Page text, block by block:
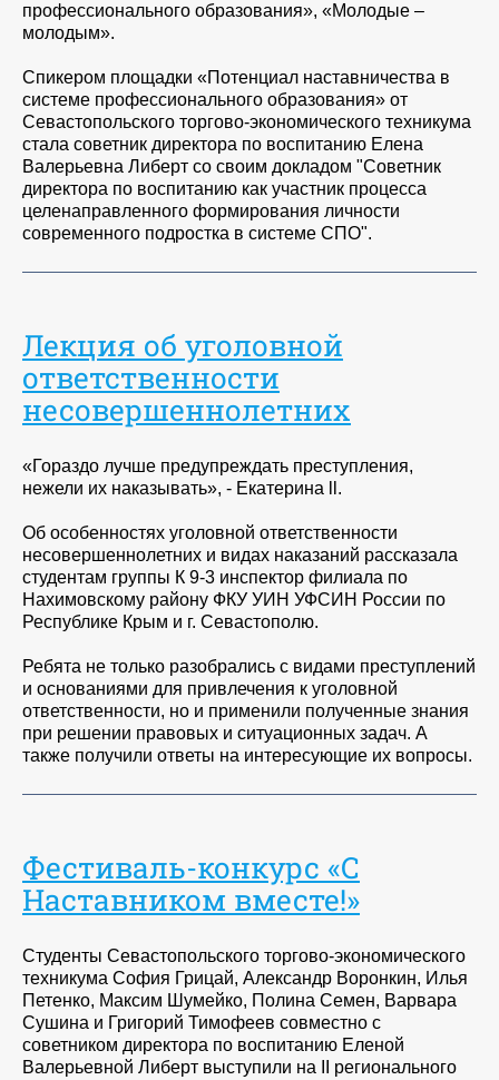
профессионального образования», «Молодые –
молодым».
Спикером площадки «Потенциал наставничества в
системе профессионального образования» от
Севастопольского торгово-экономического техникума
стала советник директора по воспитанию Елена
Валерьевна Либерт со своим докладом "Советник
директора по воспитанию как участник процесса
целенаправленного формирования личности
современного подростка в системе СПО".
Лекция об уголовной
ответственности
несовершеннолетних
«Гораздо лучше предупреждать преступления,
нежели их наказывать», - Екатерина ll.
Об особенностях уголовной ответственности
несовершеннолетних и видах наказаний рассказала
студентам группы К 9-3 инспектор филиала по
Нахимовскому району ФКУ УИН УФСИН России по
Республике Крым и г. Севастополю.
Ребята не только разобрались с видами преступлений
и основаниями для привлечения к уголовной
ответственности, но и применили полученные знания
при решении правовых и ситуационных задач. А
также получили ответы на интересующие их вопросы.
Фестиваль-конкурс «С
Наставником вместе!»
Студенты Севастопольского торгово-экономического
техникума София Грицай, Александр Воронкин, Илья
Петенко, Максим Шумейко, Полина Семен, Варвара
Сушина и Григорий Тимофеев совместно с
советником директора по воспитанию Еленой
Валерьевной Либерт выступили на II регионального